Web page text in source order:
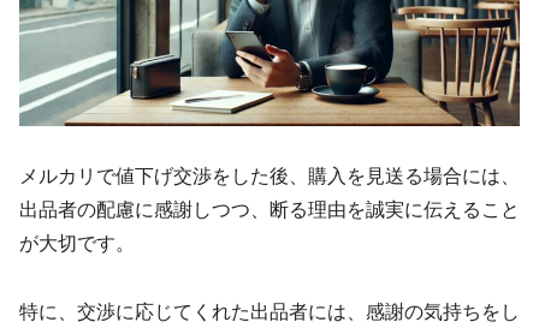
メルカリで値下げ交渉をした後、購入を見送る場合には、
出品者の配慮に感謝しつつ、断る理由を誠実に伝えること
が大切です。
特に、交渉に応じてくれた出品者には、感謝の気持ちをし